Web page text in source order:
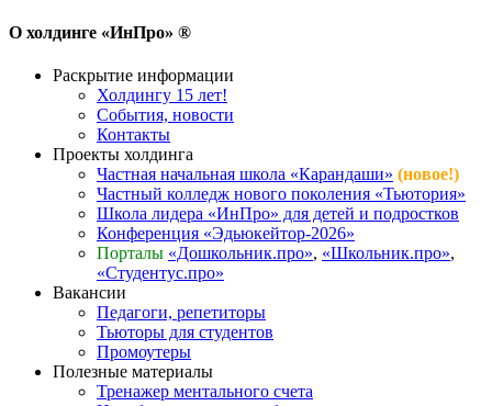
О холдинге «ИнПро» ®
Раскрытие информации
Холдингу 15 лет!
События, новости
Контакты
Проекты холдинга
Частная начальная школа «Карандаши» (новое!)
Частный колледж нового поколения «Тьютория»
Школа лидера «ИнПро» для детей и подростков
Конференция «Эдьюкейтор-2026»
Порталы «Дошкольник.про», «Школьник.про»,
«Студентус.про»
Вакансии
Педагоги, репетиторы
Тьюторы для студентов
Промоутеры
Полезные материалы
Тренажер ментального счета